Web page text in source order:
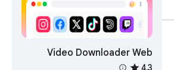
Video Downloader Web